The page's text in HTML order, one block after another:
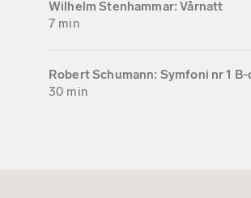
Wilhelm Stenhammar: Vårnatt
7 min
Robert Schumann: Symfoni nr 1
30 min